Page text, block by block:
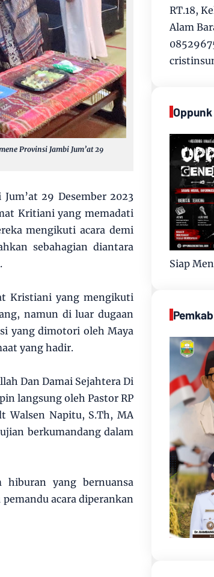
Provinsi Jambi Jum’at 29
29 Desember 2023
Kritiani yang memadati
mengikuti acara demi
sebahagian diantara
Kristiani yang mengikuti
namun di luar dugaan
yang dimotori oleh Maya
yang hadir.
Dan Damai Sejahtera Di
langsung oleh Pastor RP
Walsen Napitu, S.Th, MA
berkumandang dalam
hiburan yang bernuansa
acara diperankan
RT.18,
Alam
Siap